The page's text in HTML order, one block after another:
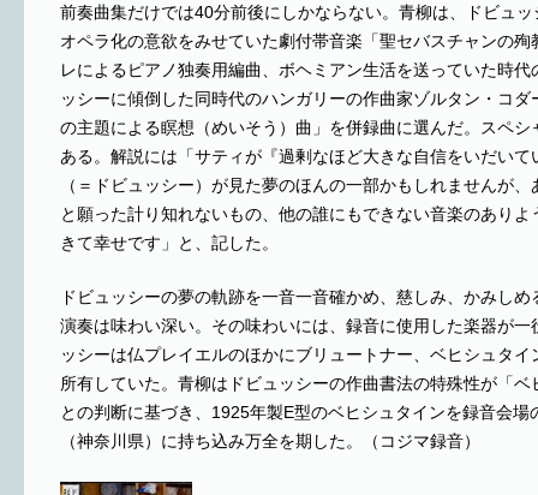
前奏曲集だけでは40分前後にしかならない。青柳は、ドビュ
オペラ化の意欲をみせていた劇付帯音楽「聖セバスチャンの殉
レによるピアノ独奏用編曲、ボヘミアン生活を送っていた時
ッシーに傾倒した同時代のハンガリーの作曲家ゾルタン・コ
の主題による瞑想（めいそう）曲」を併録曲に選んだ。スペシ
ある。解説には「サティが『過剰なほど大きな自信をいだいて
（＝ドビュッシー）が見た夢のほんの一部かもしれませんが
と願った計り知れないもの、他の誰にもできない音楽のあり
きて幸せです」と、記した。
ドビュッシーの夢の軌跡を一音一音確かめ、慈しみ、かみし
演奏は味わい深い。その味わいには、録音に使用した楽器が一
ッシーは仏プレイエルのほかにブリュートナー、ベヒシュタ
所有していた。青柳はドビュッシーの作曲書法の特殊性が「ベ
との判断に基づき、1925年製E型のベヒシュタインを録音会場
（神奈川県）に持ち込み万全を期した。（コジマ録音）